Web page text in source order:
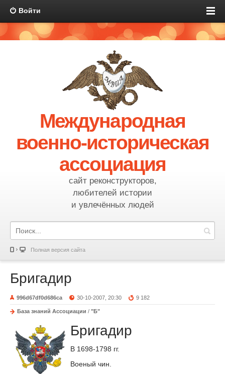
Войти
Международная
военно-историческая
ассоциация
сайт реконструкторов,
любителей истории
и увлечённых людей
Полная версия сайта
Бригадир
996d67df0d686ca 30-10-2007, 20:30 9 182
База знаний Ассоциации / "Б"
Бригадир
В 1698-1798 гг.
Военый чин.